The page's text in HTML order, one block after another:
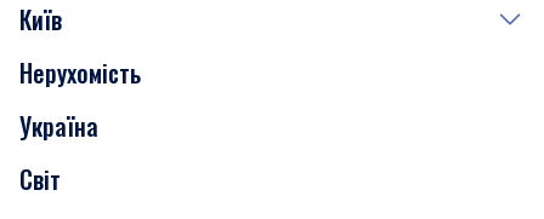
Київ
Події
Скандали
Нерухомість
Нерухомість
Україна
Світ